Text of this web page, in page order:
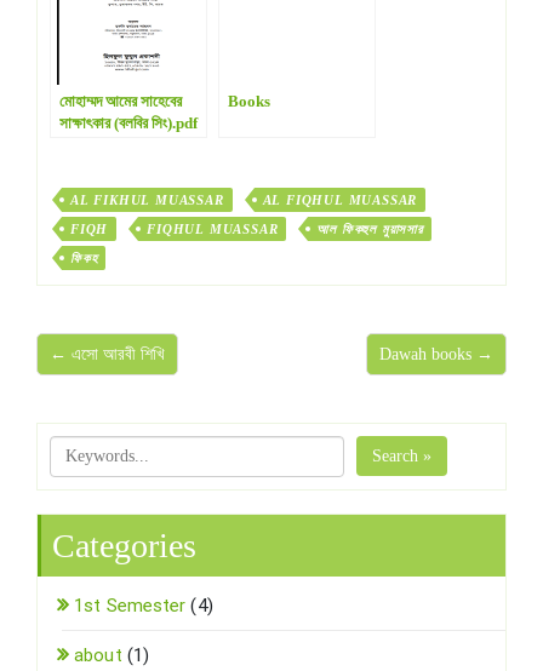
মোহাম্মদ আমের সাহেবের
সাক্ষাৎকার (বলবির সিং).pdf
Books
AL FIKHUL MUASSAR
AL FIQHUL MUASSAR
FIQH
FIQHUL MUASSAR
আল ফিকহুল মুয়াসসার
ফিকহ
← এসো আরবী শিখি Dawah books →
Search »
Categories
1st Semester (4)
about (1)